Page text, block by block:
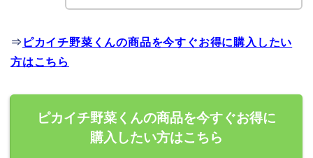
⇒ ピカイチ野菜くんの商品を今すぐお得に購入したい
方はこちら
ピカイチ野菜くんの商品を今すぐお得に
購入したい方はこちら